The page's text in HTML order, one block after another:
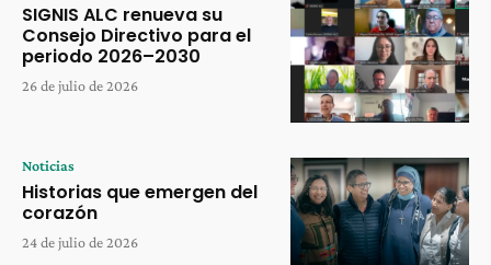
SIGNIS ALC renueva su
Consejo Directivo para el
periodo 2026–2030
26 de julio de 2026
Noticias
Historias que emergen del
corazón
24 de julio de 2026